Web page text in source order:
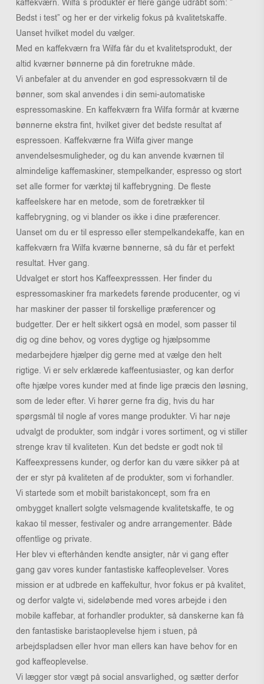
kaffekværn. Wilfa`s produkter er flere gange udråbt som: ”
Bedst i test” og her er der virkelig fokus på kvalitetskaffe.
Uanset hvilket model du vælger.
Med en kaffekværn fra Wilfa får du et kvalitetsprodukt, der
altid kværner bønnerne på din foretrukne måde.
Vi anbefaler at du anvender en god espressokværn til de
bønner, som skal anvendes i din semi-automatiske
espressomaskine. En kaffekværn fra Wilfa formår at kværne
bønnerne ekstra fint, hvilket giver det bedste resultat af
espressoen. Kaffekværne fra Wilfa giver mange
anvendelsesmuligheder, og du kan anvende kværnen til
almindelige kaffemaskiner, stempelkander, espresso og stort
set alle former for værktøj til kaffebrygning. De fleste
kaffeelskere har en metode, som de foretrækker til
kaffebrygning, og vi blander os ikke i dine præferencer.
Uanset om du er til espresso eller stempelkandekaffe, kan en
kaffekværn fra Wilfa kværne bønnerne, så du får et perfekt
resultat. Hver gang.
Udvalget er stort hos Kaffeexpresssen. Her finder du
espressomaskiner fra markedets førende producenter, og vi
har maskiner der passer til forskellige præferencer og
budgetter. Der er helt sikkert også en model, som passer til
dig og dine behov, og vores dygtige og hjælpsomme
medarbejdere hjælper dig gerne med at vælge den helt
rigtige. Vi er selv erklærede kaffeentusiaster, og kan derfor
ofte hjælpe vores kunder med at finde lige præcis den løsning,
som de leder efter. Vi hører gerne fra dig, hvis du har
spørgsmål til nogle af vores mange produkter. Vi har nøje
udvalgt de produkter, som indgår i vores sortiment, og vi stiller
strenge krav til kvaliteten. Kun det bedste er godt nok til
Kaffeexpressens kunder, og derfor kan du være sikker på at
der er styr på kvaliteten af de produkter, som vi forhandler.
Vi startede som et mobilt baristakoncept, som fra en
ombygget knallert solgte velsmagende kvalitetskaffe, te og
kakao til messer, festivaler og andre arrangementer. Både
offentlige og private.
Her blev vi efterhånden kendte ansigter, når vi gang efter
gang gav vores kunder fantastiske kaffeoplevelser. Vores
mission er at udbrede en kaffekultur, hvor fokus er på kvalitet,
og derfor valgte vi, sideløbende med vores arbejde i den
mobile kaffebar, at forhandler produkter, så danskerne kan få
den fantastiske baristaoplevelse hjem i stuen, på
arbejdspladsen eller hvor man ellers kan have behov for en
god kaffeoplevelse.
Vi lægger stor vægt på social ansvarlighed, og sætter derfor